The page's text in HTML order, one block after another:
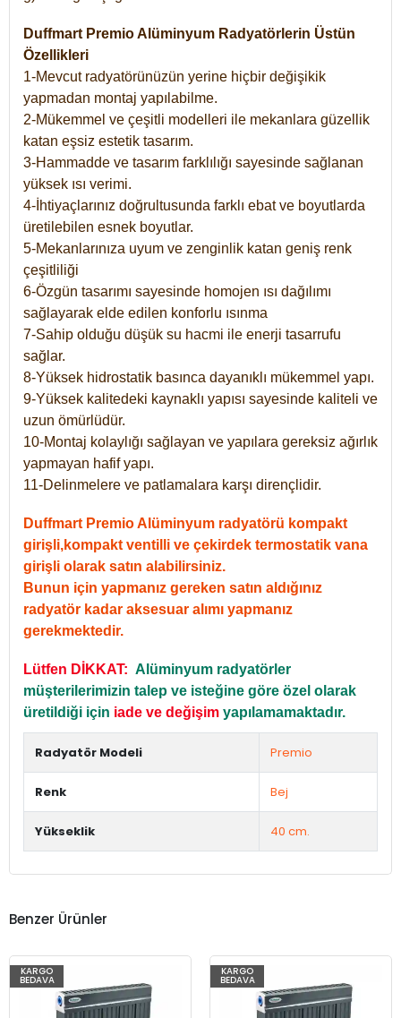
Duffmart Premio Alüminyum Radyatörlerin Üstün
Özellikleri
1-Mevcut radyatörünüzün yerine hiçbir değişikik
yapmadan montaj yapılabilme.
2-Mükemmel ve çeşitli modelleri ile mekanlara güzellik
katan eşsiz estetik tasarım.
3-Hammadde ve tasarım farklılığı sayesinde sağlanan
yüksek ısı verimi.
4-İhtiyaçlarınız doğrultusunda farklı ebat ve boyutlarda
üretilebilen esnek boyutlar.
5-Mekanlarınıza uyum ve zenginlik katan geniş renk
çeşitliliği
6-Özgün tasarımı sayesinde homojen ısı dağılımı
sağlayarak elde edilen konforlu ısınma
7-Sahip olduğu düşük su hacmi ile enerji tasarrufu
sağlar.
8-Yüksek hidrostatik basınca dayanıklı mükemmel yapı.
9-Yüksek kalitedeki kaynaklı yapısı sayesinde kaliteli ve
uzun ömürlüdür.
10-Montaj kolaylığı sağlayan ve yapılara gereksiz ağırlık
yapmayan hafif yapı.
11-Delinmelere ve patlamalara karşı dirençlidir.
Duffmart Premio Alüminyum radyatörü kompakt
girişli,kompakt ventilli ve çekirdek termostatik vana
girişli olarak satın alabilirsiniz.
Bunun için yapmanız gereken satın aldığınız
radyatör kadar aksesuar alımı yapmanız
gerekmektedir.
Lütfen DİKKAT: Alüminyum radyatörler
müşterilerimizin talep ve isteğine göre özel olarak
üretildiği için iade ve değişim yapılamamaktadır.
Radyatör Modeli Premio
Renk Bej
Yükseklik 40 cm.
Benzer Ürünler
KARGO
BEDAVA
KARGO
BEDAVA